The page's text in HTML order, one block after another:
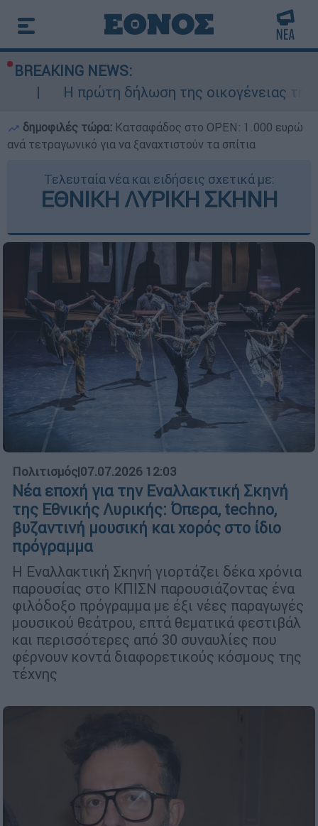
BREAKING NEWS:
δήλωση της οικογένειας της 38χρονης
δημοφιλές τώρα: Κατσαφάδος στο OPEN: 1.000 ευρώ
ανά τετραγωνικό για να ξαναχτιστούν τα σπίτια
Τελευταία νέα και ειδήσεις σχετικά με:
ΕΘΝΙΚΗ ΛΥΡΙΚΗ ΣΚΗΝΗ
Πολιτισμός|07.07.2026 12:03
Νέα εποχή για την Εναλλακτική Σκηνή
της Εθνικής Λυρικής: Όπερα, techno,
βυζαντινή μουσική και χορός στο ίδιο
πρόγραμμα
Η Εναλλακτική Σκηνή γιορτάζει δέκα χρόνια
παρουσίας στο ΚΠΙΣΝ παρουσιάζοντας ένα
φιλόδοξο πρόγραμμα με έξι νέες παραγωγές
μουσικού θεάτρου, επτά θεματικά φεστιβάλ
και περισσότερες από 30 συναυλίες που
φέρνουν κοντά διαφορετικούς κόσμους της
τέχνης